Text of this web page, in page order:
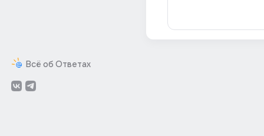
Всё об Ответах